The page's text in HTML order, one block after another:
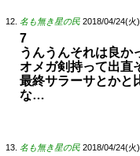
名も無き星の民 2018/04/24(火
7
うんうんそれは良か
オメガ剣持って出直
最終サラーサとかと
な…
名も無き星の民 2018/04/24(火